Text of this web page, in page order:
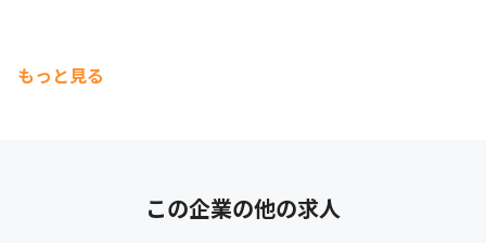
もっと見る
この企業の他の求人